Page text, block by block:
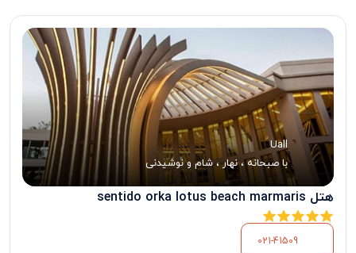
Uall
با صبحانه ، نهار ، شام و نوشیدنی
هتل sentido orka lotus beach marmaris
021-41509